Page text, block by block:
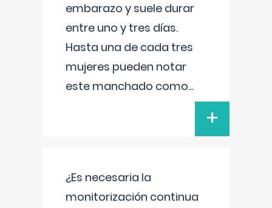
embarazo y suele durar
entre uno y tres días.
Hasta una de cada tres
mujeres pueden notar
este manchado como...
+
¿Es necesaria la
monitorización continua